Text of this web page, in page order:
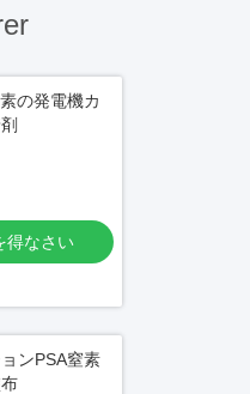
の発電機カ
得なさい
ンPSA窒素